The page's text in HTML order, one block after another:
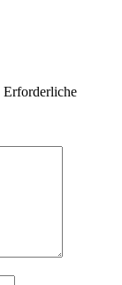
Erforderliche